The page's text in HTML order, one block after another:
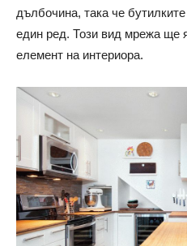
дълбочина, така че
един ред. Този вид мрежа ще
елемент на интериора.